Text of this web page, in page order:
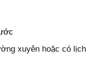
xuyên hoặc có lịch